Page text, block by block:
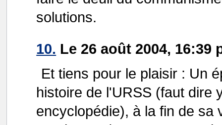
solutions.
10. Le 26 août 2004, 16:39
Et tiens pour le plaisir : Un
histoire de l'URSS (faut dire
encyclopédie), à la fin de sa